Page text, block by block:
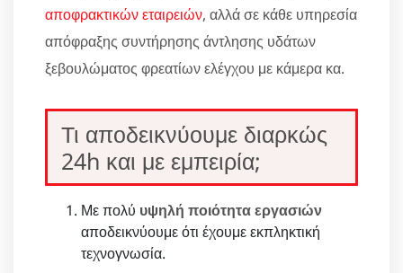
αποφρακτικών εταιρειών, αλλά σε κάθε υπηρεσία
απόφραξης συντήρησης άντλησης υδάτων
ξεβουλώματος φρεατίων ελέγχου με κάμερα κα.
Τι αποδεικνύουμε διαρκώς
24h και με εμπειρία;
Με πολύ υψηλή ποιότητα εργασιών
αποδεικνύουμε ότι έχουμε εκπληκτική
τεχνογνωσία.